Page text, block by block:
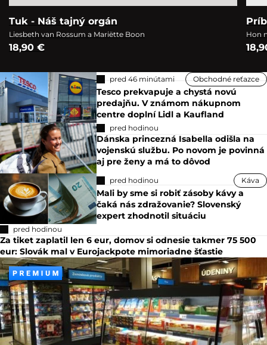
Tuk - Náš tajný orgán
Liesbeth van Rossum a Mariëtte Boon
18,90 €
Hon
pred 46 minútami Obchodné reťazce
Tesco prekvapuje a chystá novú
predajňu. V známom nákupnom
centre doplní Lidl a Kaufland
pred hodinou
Dánska princezná Isabella odišla na
vojenskú službu. Po novom je povinná
aj pre ženy a má to dôvod
pred hodinou Káva
Mali by sme si robiť zásoby kávy a
čaká nás zdražovanie? Slovenský
expert zhodnotil situáciu
pred hodinou
Za tiket zaplatil len 6 eur, domov si odnesie takmer 75 500
eur: Slovák mal v Eurojackpote mimoriadne šťastie